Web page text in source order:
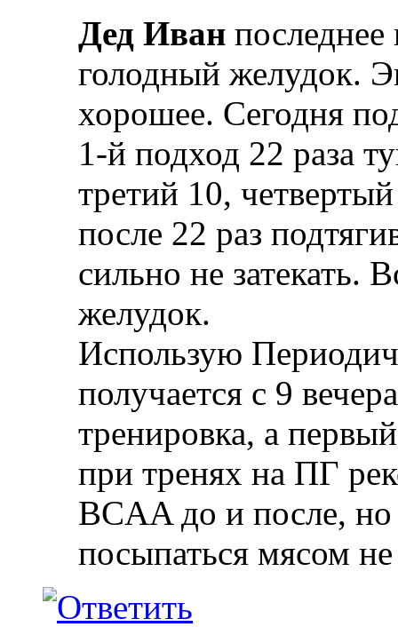
Дед Иван
голодный желудок.
хорошее. Сегодня
1-й подход 22 раза
третий 10,
после 22 раз
сильно не затекать.
желудок.
Использую
получается с 9
тренировка, а
при тренях на ПГ
BCAA до и после,
посыпаться мясом